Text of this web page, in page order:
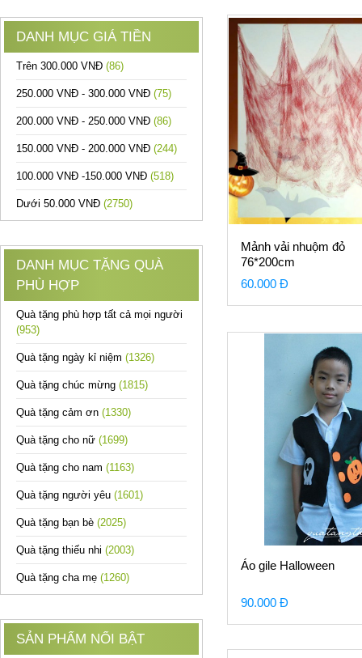
DANH MỤC GIÁ TIỀN
Trên 300.000 VNĐ (86)
250.000 VNĐ - 300.000 VNĐ (75)
200.000 VNĐ - 250.000 VNĐ (86)
150.000 VNĐ - 200.000 VNĐ (244)
100.000 VNĐ -150.000 VNĐ (518)
Dưới 50.000 VNĐ (2750)
DANH MỤC TẶNG QUÀ
PHÙ HỢP
Quà tặng phù hợp tất cả mọi người
(953)
Quà tặng ngày kỉ niệm (1326)
Quà tặng chúc mừng (1815)
Quà tặng cảm ơn (1330)
Quà tặng cho nữ (1699)
Quà tặng cho nam (1163)
Quà tặng người yêu (1601)
Quà tặng bạn bè (2025)
Quà tặng thiếu nhi (2003)
Quà tặng cha mẹ (1260)
SẢN PHẨM NỔI BẬT
Mảnh vải nhuộm đỏ
76*200cm
60.000 Đ
Áo gile Halloween
90.000 Đ